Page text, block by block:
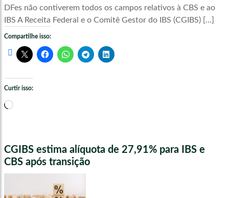
DFes não contiverem todos os campos relativos à CBS e ao
IBS A Receita Federal e o Comitê Gestor do IBS (CGIBS) […]
Compartilhe isso:
Curtir isso:
Carregando...
CGIBS estima alíquota de 27,91% para IBS e
CBS após transição